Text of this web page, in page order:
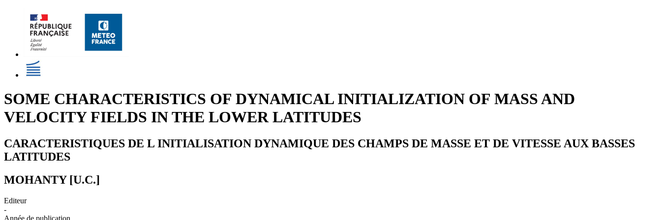
SOME CHARACTERISTICS OF DYNAMICAL INITIALIZATION OF MASS AND
VELOCITY FIELDS IN THE LOWER LATITUDES
CARACTERISTIQUES DE L INITIALISATION DYNAMIQUE DES CHAMPS DE MASSE ET DE VITESSE AUX BASSES
LATITUDES
MOHANTY [U.C.]
Editeur
-
Année de publication